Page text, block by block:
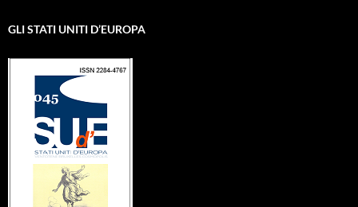
GLI STATI UNITI D’EUROPA